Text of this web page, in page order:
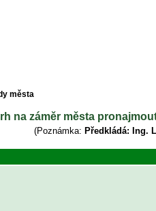
města
na záměr města
(Poznámka: Předkládá: Ing.